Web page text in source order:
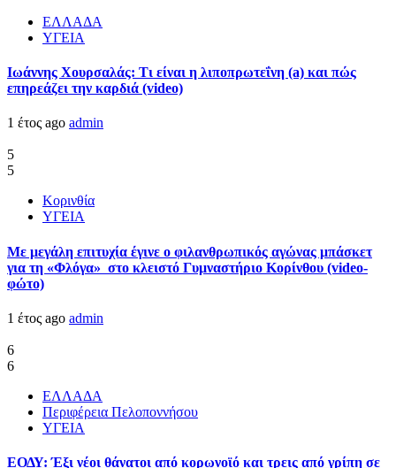
ΕΛΛΑΔΑ
ΥΓΕΙΑ
Ιωάννης Χουρσαλάς: Τι είναι η λιποπρωτεΐνη (a) και πώς
επηρεάζει την καρδιά (video)
1 έτος ago admin
5
5
Κορινθία
ΥΓΕΙΑ
Με μεγάλη επιτυχία έγινε ο φιλανθρωπικός αγώνας μπάσκετ
για τη «Φλόγα» στο κλειστό Γυμναστήριο Κορίνθου (video-
φώτο)
1 έτος ago admin
6
6
ΕΛΛΑΔΑ
Περιφέρεια Πελοποννήσου
ΥΓΕΙΑ
ΕΟΔΥ: Έξι νέοι θάνατοι από κορωνοϊό και τρεις από γρίπη σε